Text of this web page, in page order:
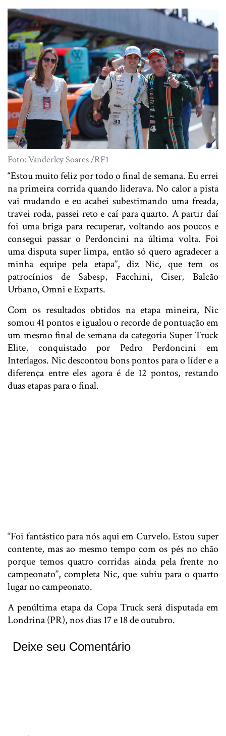
Foto: Vanderley Soares /RF1
“Estou muito feliz por todo o final de semana. Eu errei
na primeira corrida quando liderava. No calor a pista
vai mudando e eu acabei subestimando uma freada,
travei roda, passei reto e caí para quarto. A partir daí
foi uma briga para recuperar, voltando aos poucos e
consegui passar o Perdoncini na última volta. Foi
uma disputa super limpa, então só quero agradecer a
minha equipe pela etapa”, diz Nic, que tem os
patrocínios de Sabesp, Facchini, Ciser, Balcão
Urbano, Omni e Exparts.
Com os resultados obtidos na etapa mineira, Nic
somou 41 pontos e igualou o recorde de pontuação em
um mesmo final de semana da categoria Super Truck
Elite, conquistado por Pedro Perdoncini em
Interlagos. Nic descontou bons pontos para o líder e a
diferença entre eles agora é de 12 pontos, restando
duas etapas para o final.
“Foi fantástico para nós aqui em Curvelo. Estou super
contente, mas ao mesmo tempo com os pés no chão
porque temos quatro corridas ainda pela frente no
campeonato”, completa Nic, que subiu para o quarto
lugar no campeonato.
A penúltima etapa da Copa Truck será disputada em
Londrina (PR), nos dias 17 e 18 de outubro.
Deixe seu Comentário